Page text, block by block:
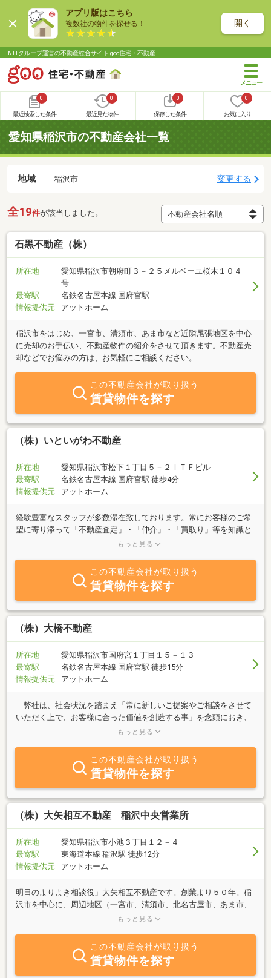
アプリ版はこちら
複数社の物件を探せる！ 開く
NTTグループ運営の不動産総合サイト goo住宅・不動産
0
最近検索した条件
0
最近見た物件
0
保存した条件
0
お気に入り
愛知県稲沢市の不動産会社一覧
地域 稲沢市 変更する
全19件が該当しました。
石黒不動産（株）
所在地
愛知県稲沢市朝府町３－２５メルベーユ桜木１０４
号
最寄駅
名鉄名古屋本線 国府宮駅
情報提供元
アットホーム
稲沢市をはじめ、一宮市、清須市、あま市など近隣尾張地区を中心
に売却のお手伝い、不動産物件の紹介をさせて頂きます。不動産売
却などでお悩みの方は、お気軽にご相談ください。
この不動産会社が取り扱う
賃貸物件を探す
（株）いといがわ不動産
所在地
愛知県稲沢市松下１丁目５－２ＩＴＦビル
最寄駅
名鉄名古屋本線 国府宮駅 徒歩4分
情報提供元
アットホーム
経験豊富なスタッフが多数滞在致しております。常にお客様のご希
望に寄り添って「不動産査定」・「仲介」・「買取り」等を知識と
アイデアを活かして御提案させて頂きます。又、スピーディーな対
関する質問は何でも当社にご相談下さい。
もっと見る
この不動産会社が取り扱う
賃貸物件を探す
（株）大橋不動産
所在地
愛知県稲沢市国府宮１丁目１５－１３
最寄駅
名鉄名古屋本線 国府宮駅 徒歩15分
情報提供元
アットホーム
弊社は、社会状況を踏まえ「常に新しいご提案やご相談をさせて
いただく上で、お客様に合った価値を創造する事」を念頭におき、
これからの時代に合ったご提案をさせていただきたいと考えていま
達の場合、それは「個」の一言に尽きます。 お客様の性格やスタ
イル、考え方を尊重させていただき、個として満足いただけるご提
案を目指しております。 私達は「個」を企業使命として、新しい
価値を社会に提供する意義をモットーとしております。 そして
「個」の枯れる事ない希望や夢を「個」の可能性だと信じ、大切に
し続けていきたいと考えております。 一人一人のお客様から「あ
もっと見る
この不動産会社が取り扱う
賃貸物件を探す
（株）大矢相互不動産 稲沢中央営業所
所在地
愛知県稲沢市小池３丁目１２－４
最寄駅
東海道本線 稲沢駅 徒歩12分
情報提供元
アットホーム
明日のよりよき相談役」大矢相互不動産です。創業より５０年。稲
沢市を中心に、周辺地区（一宮市、清須市、北名古屋市、あま市、
愛西市、津島市）をホームグランドとしています。私達は、お客様
地域の情報、知ってて得する情報を増やし続けています。どうぞ私
達にご希望をお伝え下さい。きっとお力になります。皆様の明日を
輝かせるため、頑張ります！稲沢中央営業所はＪＲ本線稲沢駅と名
もっと見る
この不動産会社が取り扱う
賃貸物件を探す